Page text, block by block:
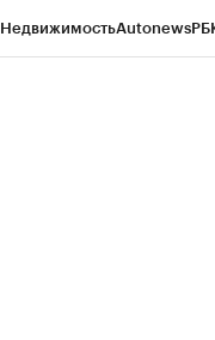
НедвижимостьAutonews